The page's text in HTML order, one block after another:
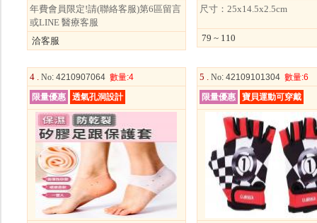
年費會員限定!請(聯絡客服)第6區留言
或LINE 醫療客服
洽客服
尺寸：25x14.5x2.5cm
79 ~ 110
4 . No: 4210907064 數量:4
限量優惠
透氣孔洞設計
5 . No: 42109101304 數量:6
限量優惠
寶貝運動可穿戴